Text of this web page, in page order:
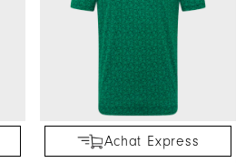
Achat Express